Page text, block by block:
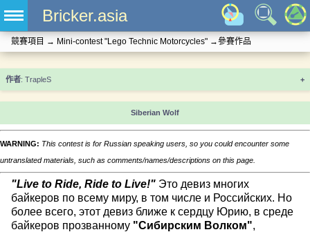
Bricker.asia
競賽項目 → Mini-contest "Lego Technic Motorcycles" →參賽作品
+
Siberian Wolf
WARNING: This contest is for Russian speaking users, so you could encounter some
untranslated materials, such as comments/names/descriptions on this page.
"Live to Ride, Ride to Live!" Это девиз многих
байкеров по всему миру, в том числе и Российских. Но
более всего, этот девиз ближе к сердцу Юрию, в среде
байкеров прозванному "Сибирским Волком",